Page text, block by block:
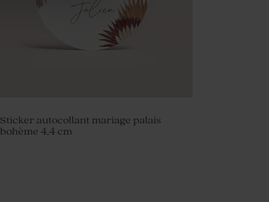
Sticker autocollant mariage palais
bohème 4,4 cm